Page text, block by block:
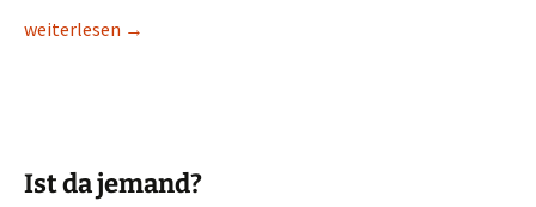
Neuigkeiten aus der Festung
weiterlesen →
Ist da jemand?